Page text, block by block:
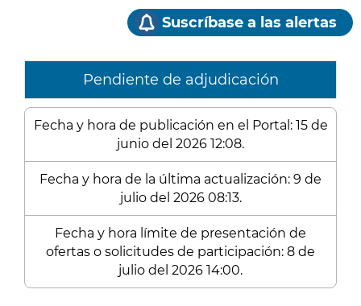
Suscríbase a las alertas
Pendiente de adjudicación
Fecha y hora de publicación en el Portal: 15 de
junio del 2026 12:08.
Fecha y hora de la última actualización: 9 de
julio del 2026 08:13.
Fecha y hora límite de presentación de
ofertas o solicitudes de participación: 8 de
julio del 2026 14:00.